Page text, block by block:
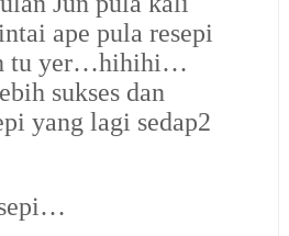
ape pula resepi
tu yer…hihihi…
sukses dan
yang lagi sedap2